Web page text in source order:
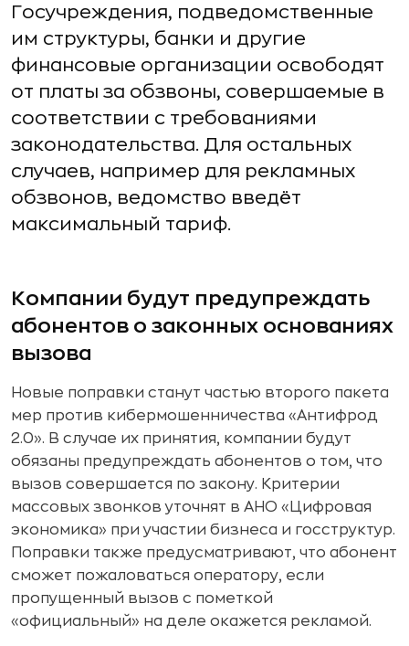
Госучреждения, подведомственные
им структуры, банки и другие
финансовые организации освободят
от платы за обзвоны, совершаемые в
соответствии с требованиями
законодательства. Для остальных
случаев, например для рекламных
обзвонов, ведомство введёт
максимальный тариф.
Компании будут предупреждать
абонентов о законных основаниях
вызова
Новые поправки станут частью второго пакета
мер против кибермошенничества «Антифрод
2.0». В случае их принятия, компании будут
обязаны предупреждать абонентов о том, что
вызов совершается по закону. Критерии
массовых звонков уточнят в АНО «Цифровая
экономика» при участии бизнеса и госструктур.
Поправки также предусматривают, что абонент
сможет пожаловаться оператору, если
пропущенный вызов с пометкой
«официальный» на деле окажется рекламой.